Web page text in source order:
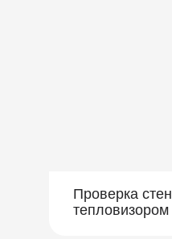
Проверка стен
тепловизором